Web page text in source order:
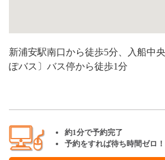
新浦安駅南口から徒歩5分、入船中
ぽバス〕バス停から徒歩1分
約1分で予約完了
予約をすれば待ち時間ゼロ！